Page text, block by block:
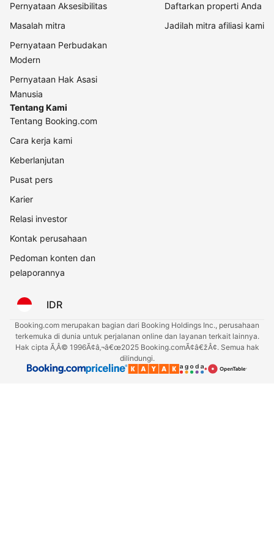
Pernyataan Aksesibilitas
Masalah mitra
Pernyataan Perbudakan
Modern
Pernyataan Hak Asasi
Manusia
Daftarkan properti Anda
Jadilah mitra afiliasi kami
Tentang Kami
Tentang Booking.com
Cara kerja kami
Keberlanjutan
Pusat pers
Karier
Relasi investor
Kontak perusahaan
Pedoman konten dan
pelaporannya
IDR
Booking.com merupakan bagian dari Booking Holdings Inc., perusahaan
terkemuka di dunia untuk perjalanan online dan layanan terkait lainnya.
Hak cipta Ã‚Â© 1996Ã¢â‚¬â€œ2025 Booking.comÃ¢â€žÂ¢. Semua hak
dilindungi.